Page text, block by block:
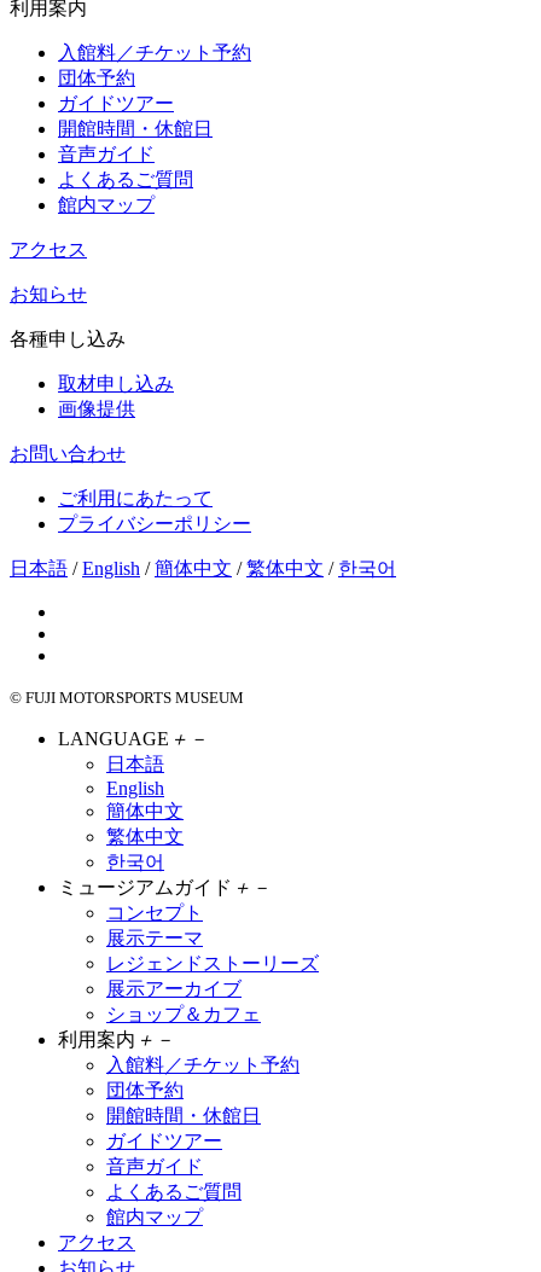
利用案内
入館料／チケット予約
団体予約
ガイドツアー
開館時間・休館日
音声ガイド
よくあるご質問
館内マップ
アクセス
お知らせ
各種申し込み
取材申し込み
画像提供
お問い合わせ
ご利用にあたって
プライバシーポリシー
日本語 /English /簡体中文 /繁体中文 / 한국어
© FUJI MOTORSPORTS MUSEUM
LANGUAGE ＋ －
日本語
English
簡体中文
繁体中文
한국어
ミュージアムガイド ＋ －
コンセプト
展示テーマ
レジェンドストーリーズ
展示アーカイブ
ショップ＆カフェ
利用案内 ＋ －
入館料／チケット予約
団体予約
開館時間・休館日
ガイドツアー
音声ガイド
よくあるご質問
館内マップ
アクセス